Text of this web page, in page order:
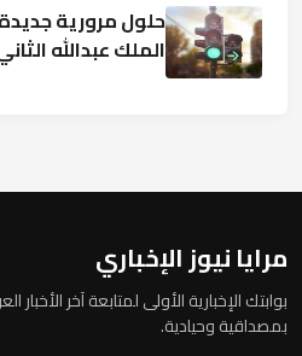
حلول مرورية
الملك عبدالله
مرايا نيوز الإخباري
بوابتك الإخبارية الأولى لمتابعة آخر الأخبار
بمصداقية وحيادية.